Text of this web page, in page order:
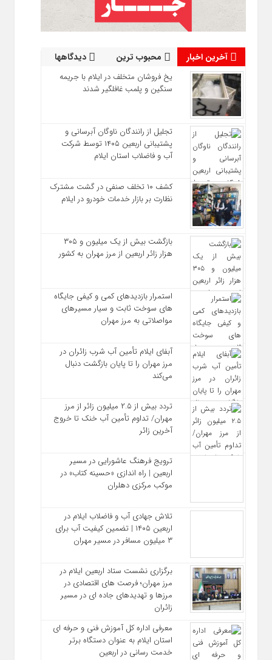
آخرین اخبار محبوب ترین دیدگاهها
یخ‌ فروشان متخلف در ایلام با جریمه
سنگین و پلمب غافلگیر شدند
تجلیل از رانندگان ناوگان آبرسانی و
پشتیبانی اربعین ۱۴۰۵ توسط شرکت
آب و فاضلاب استان ایلام
کشف ۱۰ تخلف صنفی در گشت مشترک
نظارت بر بازار خدمات خودرو در ایلام
بازگشت بیش از یک میلیون و ۳۰۵
هزار زائر اربعین از مرز مهران به کشور
استمرار بازدیدهای کمی و کیفی جایگاه‌
های سوخت ثابت و سیار مسیرهای
مواصلاتی به مرز مهران
آبفای ایلام تأمین آب شرب زائران در
مرز مهران را تا پایان بازگشت دنبال
می‌کند
تردد بیش از ۲.۵ میلیون زائر از مرز
مهران/ تداوم تأمین آب خنک تا خروج
آخرین زائر
ترویج فرهنگ عاشورایی در مسیر
اربعین | راه‌ اندازی «حسینه کتاب» در
موکب مرکزی دهلران
تلاش جهادی آب و فاضلاب ایلام در
اربعین ۱۴۰۵ | تضمین کیفیت آب برای
۳ میلیون مسافر در مسیر مهران
برگزاری نشست ستاد اربعین ایلام در
مرز مهران؛ فرصت‌ های اقتصادی در
مرزها و تهدیدهای جاده‌ ای در مسیر
زائران
معرفی اداره کل آموزش فنی و حرفه‌ ای
استان ایلام به‌ عنوان دستگاه برتر
خدمت‌ رسانی در اربعین